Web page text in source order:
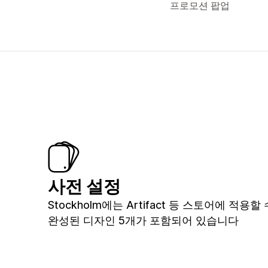
프로모션 팝업
사전 설정
Stockholm에는 Artifact 등 스토어에 적용할
완성된 디자인 5개가 포함되어 있습니다